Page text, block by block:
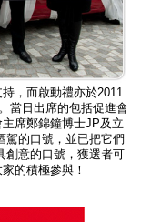
，而啟動禮亦於2011
當日出席的包括促進會
席鄭錦鐘博士JP及立
駕的口號，並已把它們
創意的口號，獲選者可
的積極參與！